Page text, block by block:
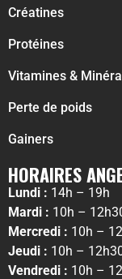
Créatines
Protéines
Vitamines &
Perte de poids
Gainers
HORAIRES
Lundi : 14h – 19h
Mardi : 10h –
Mercredi : 10h –
Jeudi : 10h –
Vendredi : 10h –